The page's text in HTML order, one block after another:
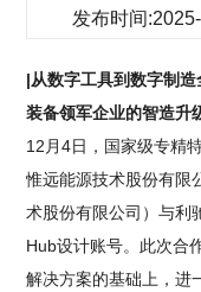
发布时间
|从数字工具到数字制
装备领军企业的智造升
12月4日，国家级专精
惟远能源技术股份有限
术股份有限公司）与利
Hub设计账号。此次合
解决方案的基础上，进